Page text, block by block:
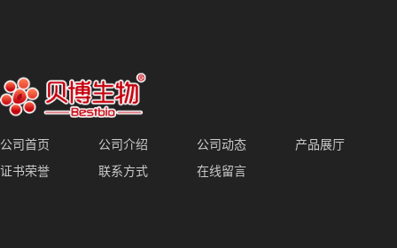
公司首页 公司介绍 公司动态
产品展厅
证书荣誉
联系方式 在线留言